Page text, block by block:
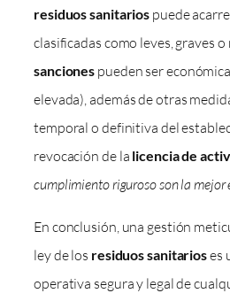
residuos sanitarios puede
clasificadas como leves, graves o
sanciones pueden ser
elevada), además de otras
temporal o definitiva del
revocación de la licencia de
cumplimiento riguroso son la mejor
En conclusión, una gestión
ley de los residuos sanitarioses
operativa segura y legal de